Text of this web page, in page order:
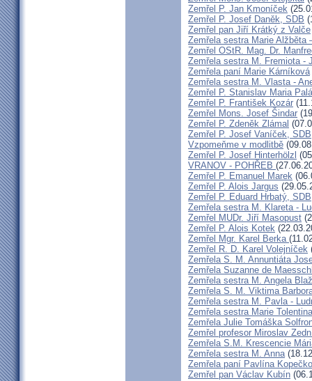
Zemřel P. Jan Kmoníček
Zemřel P. Josef Daněk, SDB
Zemřel pan Jiří Krátký z Valče
Zemřela sestra Marie Alžběta
Zemřel OStR. Mag. Dr.
Zemřela sestra M. Fremiota -
Zemřela paní Marie Kárníková
Zemřela sestra M. Vlasta -
Zemřel P. Stanislav Maria
Zemřel P. František Kozár
Zemřel Mons. Josef Šindar
Zemřel P. Zdeněk Zlámal
Zemřel P. Josef Vaníček, SDB
Vzpomeňme v modlitbě
Zemřel P. Josef Hinterhölzl
VRANOV - POHŘEB
Zemřel P. Emanuel Marek
Zemřel P. Alois Jargus
Zemřel P. Eduard Hrbatý, SDB
Zemřela sestra M. Klareta -
Zemřel MUDr. Jiří Masopust
Zemřel P. Alois Kotek
Zemřel Mgr. Karel Berka
Zemřel R. D. Karel Volejníček
Zemřela S. M. Annuntiáta
Zemřela Suzanne de
Zemřela sestra M. Angela
Zemřela S. M. Viktima
Zemřela sestra M. Pavla -
Zemřela sestra Marie
Zemřela Julie Tomáška
Zemřel profesor Miroslav
Zemřela S.M. Krescencie
Zemřela sestra M. Anna
Zemřela paní Pavlína
Zemřel pan Václav Kubín